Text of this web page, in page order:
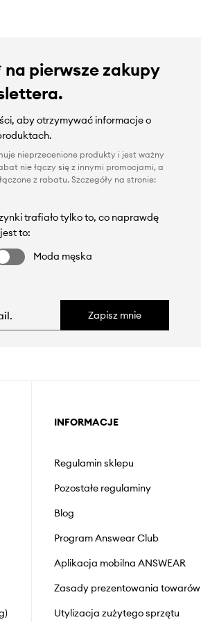
na pierwsze zakupy
aby otrzymywać informacje o
nieprzecenione produkty i jest ważny
nie łączy się z innymi promocjami, a
z rabatu. Szczegóły na stronie:
trafiało tylko to, co naprawdę
to:
Moda męska
Zapisz mnie
INFORMACJE
Regulamin sklepu
Pozostałe regulaminy
Blog
Program Answear Club
Aplikacja mobilna ANSWEAR
Zasady prezentowania towarów
Utylizacja zużytego sprzętu